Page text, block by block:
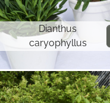
Dianthus
caryophyllus